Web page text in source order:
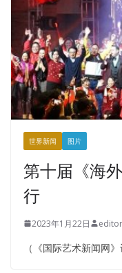
世界新闻 图片
第十届《海
行
2023年1月22日 editor
（《国际艺术新闻网